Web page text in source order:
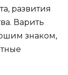
развития
Варить
знаком,